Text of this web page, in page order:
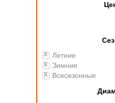
Летние
Зимние
Всесезонные